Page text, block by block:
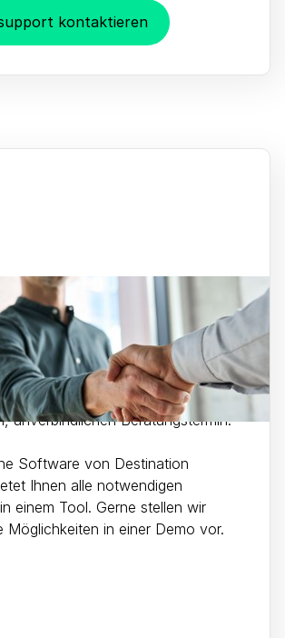
kontaktieren
mehr über unsere All-in-One
Dann vereinbaren Sie einen
unverbindlichen Beratungstermin.
Software von Destination
Ihnen alle notwendigen
einem Tool. Gerne stellen wir
Möglichkeiten in einer Demo vor.